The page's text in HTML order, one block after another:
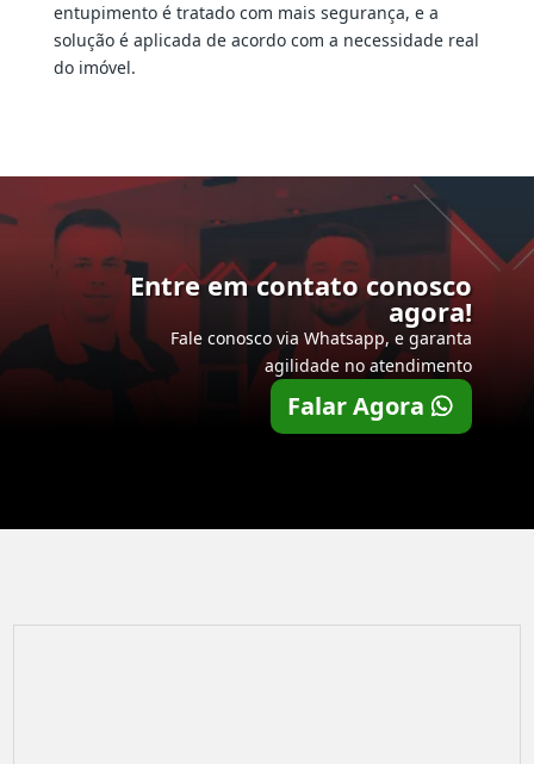
entupimento é tratado com mais segurança, e a
solução é aplicada de acordo com a necessidade real
do imóvel.
Entre em contato conosco
agora!
Fale conosco via Whatsapp, e garanta
agilidade no atendimento
Falar Agora